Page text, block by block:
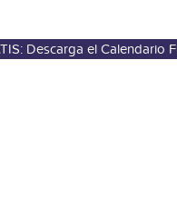
Descarga el Calendario